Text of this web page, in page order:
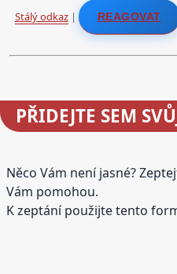
Stálý odkaz| REAGOVAT
PŘIDEJTE SEM
Něco Vám není jasné?
Vám pomohou.
K zeptání použijte tento